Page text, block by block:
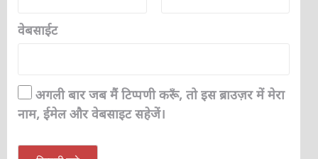
वेबसाईट
अगली बार जब मैं टिप्पणी करूँ, तो इस ब्राउज़र में मेरा
नाम, ईमेल और वेबसाइट सहेजें।